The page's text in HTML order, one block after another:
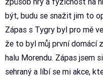
být, budu se snažit jim to
Zápas s Tygry byl pro mě
že to byl můj první domácí
halu Morendu. Zápas jsem
sehraný a líbí se mi akce,